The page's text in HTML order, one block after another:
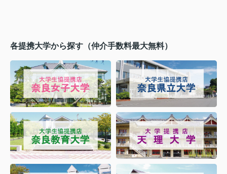
各提携大学から探す（仲介手数料最大無料）